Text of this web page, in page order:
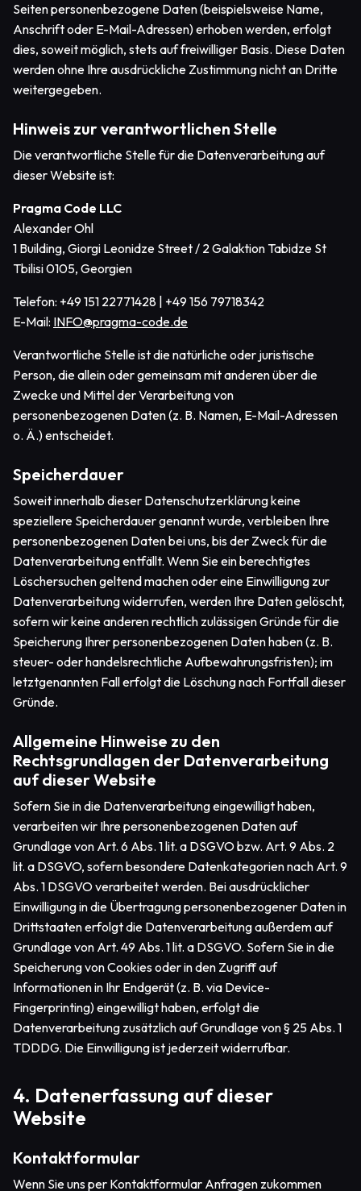
Seiten personenbezogene Daten (beispielsweise Name,
Anschrift oder E-Mail-Adressen) erhoben werden, erfolgt
dies, soweit möglich, stets auf freiwilliger Basis. Diese Daten
werden ohne Ihre ausdrückliche Zustimmung nicht an Dritte
weitergegeben.
Hinweis zur verantwortlichen Stelle
Die verantwortliche Stelle für die Datenverarbeitung auf
dieser Website ist:
Pragma Code LLC
Alexander Ohl
1 Building, Giorgi Leonidze Street / 2 Galaktion Tabidze St
Tbilisi 0105, Georgien
Telefon: +49 151 22771428 | +49 156 79718342
E-Mail: INFO@pragma-code.de
Verantwortliche Stelle ist die natürliche oder juristische
Person, die allein oder gemeinsam mit anderen über die
Zwecke und Mittel der Verarbeitung von
personenbezogenen Daten (z. B. Namen, E-Mail-Adressen
o. Ä.) entscheidet.
Speicherdauer
Soweit innerhalb dieser Datenschutzerklärung keine
speziellere Speicherdauer genannt wurde, verbleiben Ihre
personenbezogenen Daten bei uns, bis der Zweck für die
Datenverarbeitung entfällt. Wenn Sie ein berechtigtes
Löschersuchen geltend machen oder eine Einwilligung zur
Datenverarbeitung widerrufen, werden Ihre Daten gelöscht,
sofern wir keine anderen rechtlich zulässigen Gründe für die
Speicherung Ihrer personenbezogenen Daten haben (z. B.
steuer- oder handelsrechtliche Aufbewahrungsfristen); im
letztgenannten Fall erfolgt die Löschung nach Fortfall dieser
Gründe.
Allgemeine Hinweise zu den
Rechtsgrundlagen der Datenverarbeitung
auf dieser Website
Sofern Sie in die Datenverarbeitung eingewilligt haben,
verarbeiten wir Ihre personenbezogenen Daten auf
Grundlage von Art. 6 Abs. 1 lit. a DSGVO bzw. Art. 9 Abs. 2
lit. a DSGVO, sofern besondere Datenkategorien nach Art. 9
Abs. 1 DSGVO verarbeitet werden. Bei ausdrücklicher
Einwilligung in die Übertragung personenbezogener Daten in
Drittstaaten erfolgt die Datenverarbeitung außerdem auf
Grundlage von Art. 49 Abs. 1 lit. a DSGVO. Sofern Sie in die
Speicherung von Cookies oder in den Zugriff auf
Informationen in Ihr Endgerät (z. B. via Device-
Fingerprinting) eingewilligt haben, erfolgt die
Datenverarbeitung zusätzlich auf Grundlage von § 25 Abs. 1
TDDDG. Die Einwilligung ist jederzeit widerrufbar.
4. Datenerfassung auf dieser
Website
Kontaktformular
Wenn Sie uns per Kontaktformular Anfragen zukommen